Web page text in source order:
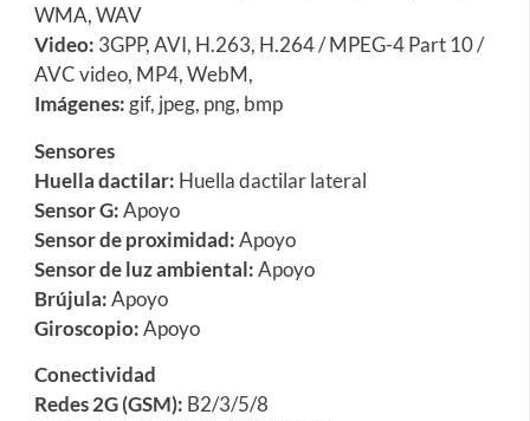
WMA, WAV
Video: 3GPP, AVI, H.263, H.264 / MPEG-4 Part 10 /
AVC video, MP4, WebM,
Imágenes:gif, jpeg, png, bmp
Sensores
Huella dactilar: Huella dactilar lateral
Sensor G:Apoyo
Sensor de proximidad:Apoyo
Sensor de luz ambiental:Apoyo
Brújula:Apoyo
Giroscopio:Apoyo
Conectividad
Redes 2G (GSM): B2/3/5/8